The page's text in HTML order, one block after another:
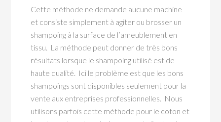
Cette méthode ne demande aucune machine
et consiste simplement à agiter ou brosser un
shampoing à la surface de l’ameublement en
tissu. La méthode peut donner de très bons
résultats lorsque le shampoing utilisé est de
haute qualité. Ici le problème est que les bons
shampoings sont disponibles seulement pour la
vente aux entreprises professionnelles. Nous
utilisons parfois cette méthode pour le coton et